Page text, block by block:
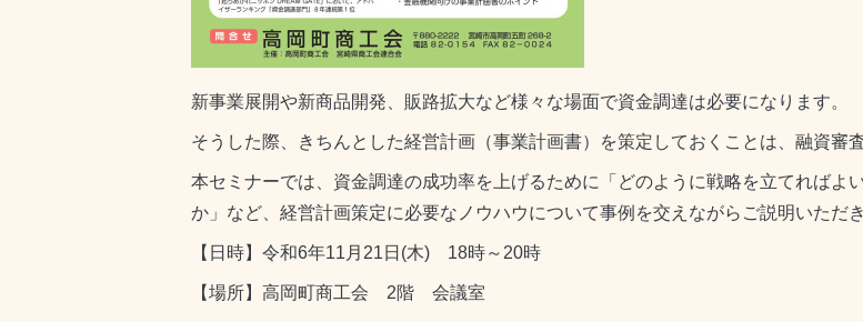
新事業展開や新商品開発、販路拡大など様々な場面で資金調達は必要になります。
そうした際、きちんとした経営計画（事業計画書）を策定しておくことは、融資審
本セミナーでは、資金調達の成功率を上げるために「どのように戦略を立てればよ
か」など、経営計画策定に必要なノウハウについて事例を交えながらご説明いただき
【日時】令和6年11月21日(木) 18時～20時
【場所】高岡町商工会 2階 会議室